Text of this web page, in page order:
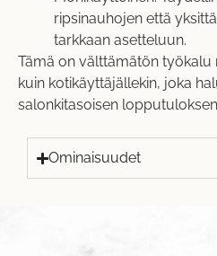
ripsinauhojen että
tarkkaan asetteluun.
Tämä on välttämätön työkalu
kuin kotikäyttäjällekin, joka
salonkitasoisen
Ominaisuudet